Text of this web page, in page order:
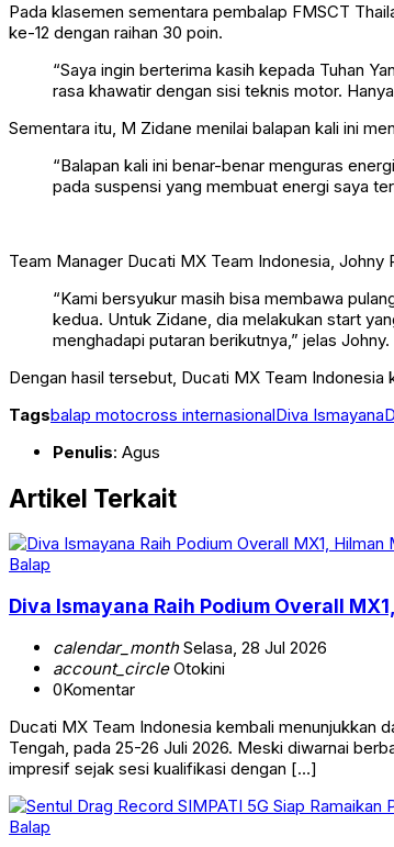
Pada klasemen sementara pembalap FMSCT
ke-12 dengan raihan 30 poin.
“Saya ingin berterima kasih kepada Tuhan
rasa khawatir dengan sisi teknis motor.
Sementara itu, M Zidane menilai balapan kali ini
“Balapan kali ini benar-benar menguras
pada suspensi yang membuat energi saya
Team Manager Ducati MX Team Indonesia,
“Kami bersyukur masih bisa membawa
kedua. Untuk Zidane, dia melakukan start
menghadapi putaran berikutnya,” jelas Johny.
Dengan hasil tersebut, Ducati MX Team
Tagsbalap motocross internasionalDiva Ismayana
Penulis: Agus
Artikel Terkait
Balap
Diva Ismayana Raih Podium Overall
calendar_monthSelasa, 28 Jul 2026
account_circleOtokini
0Komentar
Ducati MX Team Indonesia kembali menunjukkan
Tengah, pada 25-26 Juli 2026. Meski diwarnai
impresif sejak sesi kualifikasi dengan […]
Balap